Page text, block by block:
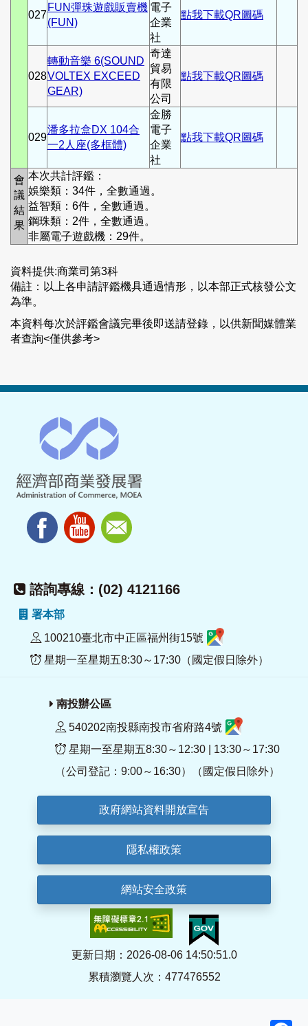
027
FUN彈珠遊戲販賣機
(FUN)
電子
企業
社
點我下載QR圖碼
028
轉動音樂 6(SOUND
VOLTEX EXCEED
GEAR)
奇達
貿易
有限
公司
點我下載QR圖碼
029
潘多拉盒DX 104合
一2人座(多框體)
金勝
電子
企業
社
點我下載QR圖碼
會
議
結
果
本次共計評鑑：
娛樂類：34件，全數通過。
益智類：6件，全數通過。
鋼珠類：2件，全數通過。
非屬電子遊戲機：29件。
資料提供:商業司第3科
備註：以上各申請評鑑機具通過情形，以本部正式核發公文
為準。
本資料每次於評鑑會議完畢後即送請登錄，以供新聞媒體業
者查詢<僅供參考>
諮詢專線：(02) 4121166
署本部
100210臺北市中正區福州街15號
星期一至星期五8:30～17:30（國定假日除外）
南投辦公區
540202南投縣南投市省府路4號
星期一至星期五8:30～12:30 | 13:30～17:30
（公司登記：9:00～16:30）（國定假日除外）
政府網站資料開放宣告
隱私權政策
網站安全政策
更新日期：2026-08-06 14:50:51.0
累積瀏覽人次：477476552